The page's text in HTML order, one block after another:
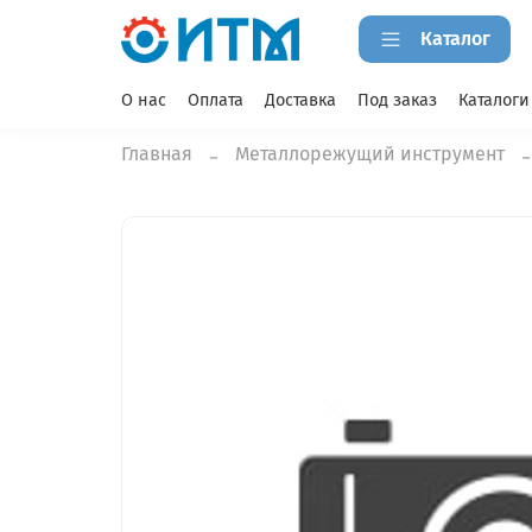
Каталог
О нас Оплата Доставка Под заказ Каталоги
Главная Металлорежущий инструмент